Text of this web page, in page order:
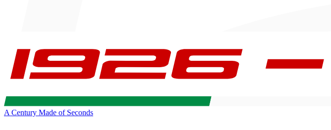
A Century Made of Seconds